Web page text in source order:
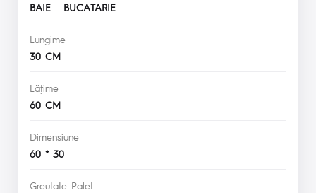
BAIE BUCATARIE
Lungime
30 CM
Lăţime
60 CM
Dimensiune
60 * 30
Greutate Palet